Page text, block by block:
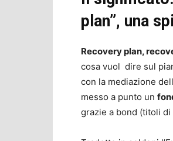
plan”, una
Recovery plan,
cosa vuol dire sul
con la mediazione
messo a punto un
grazie a bond (titoli